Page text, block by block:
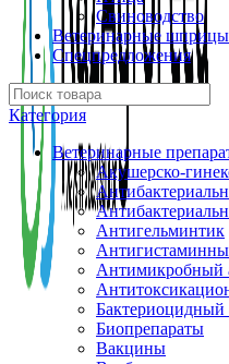
Свиноводство
Ветеринарные
Спецпредложения
Категория
Ветеринарные
Акушерско-
Антигельминтик
Антимикробный
Бактериоцидный
Биопрепараты
Вакцины